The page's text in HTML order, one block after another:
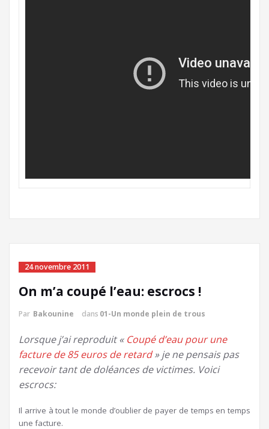
24 novembre 2011
On m’a coupé l’eau: escrocs !
Par Bakounine dans 01-Un monde plein de trous
Lorsque j’ai reproduit « Coupé d’eau pour une
facture de 85 euros de retard» je ne pensais pas
recevoir tant de doléances de victimes. Voici
escrocs:
Il arrive à tout le monde d’oublier de payer de temps en temps
une facture.